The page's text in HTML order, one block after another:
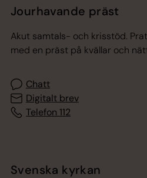
Jourhavande präst
Akut samtals- och krisstöd.
med en präst på kvällar och
Chatt
Digitalt brev
Telefon 112
Svenska kyrkan